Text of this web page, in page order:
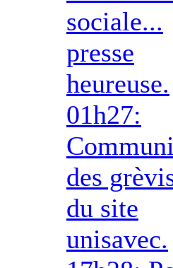
sociale...
presse
heureuse.
01h27:
des
du site
unisavec.